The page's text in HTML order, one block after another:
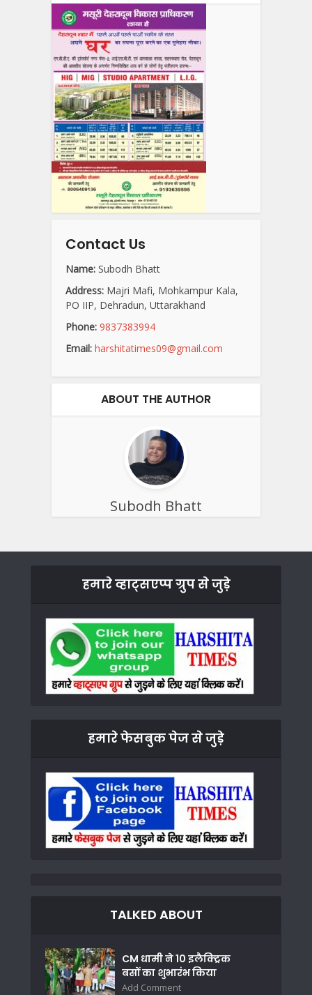
Contact Us
Name: Subodh Bhatt
Address: Majri Mafi, Mohkampur Kala,
PO IIP, Dehradun, Uttarakhand
Phone: 9837383994
Email: harshitatimes09@gmail.com
ABOUT THE AUTHOR
Subodh Bhatt
हमारे व्हाट्सएप्प ग्रुप से जुड़े
हमारे फेसबुक पेज से जुड़े
TALKED ABOUT
CM धामी ने 10 इलैक्ट्रिक
बसों का शुभारंभ किया
Add Comment